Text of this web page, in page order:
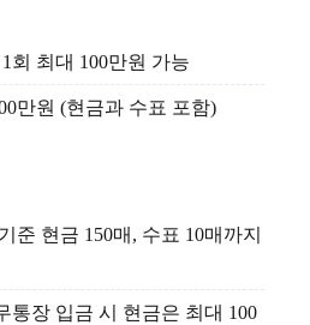
회 최대 100만원 가능
만원 (현금과 수표 포함)
준 현금 150매, 수표 10매까지
통장 입금 시 현금은 최대 100